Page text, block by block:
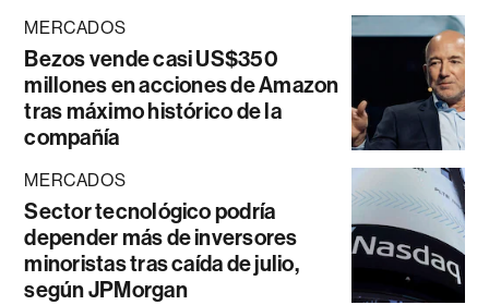
MERCADOS
Bezos vende casi US$350
millones en acciones de Amazon
tras máximo histórico de la
compañía
MERCADOS
Sector tecnológico podría
depender más de inversores
minoristas tras caída de julio,
según JPMorgan